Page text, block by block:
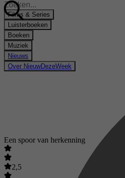
Films & Series
Luisterboeken
Boeken
Muziek
Nieuws
Over NieuwDezeWeek
Een spoor van herkenning
2,5